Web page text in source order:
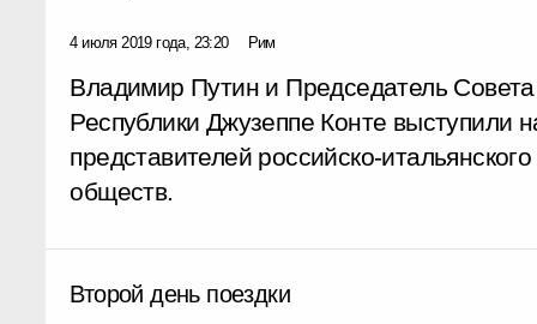
4 июля 2019 года, 23:20 Рим
Владимир Путин и Председатель
Республики Джузеппе Конте выступили
представителей российско-
обществ.
Второй день поездки